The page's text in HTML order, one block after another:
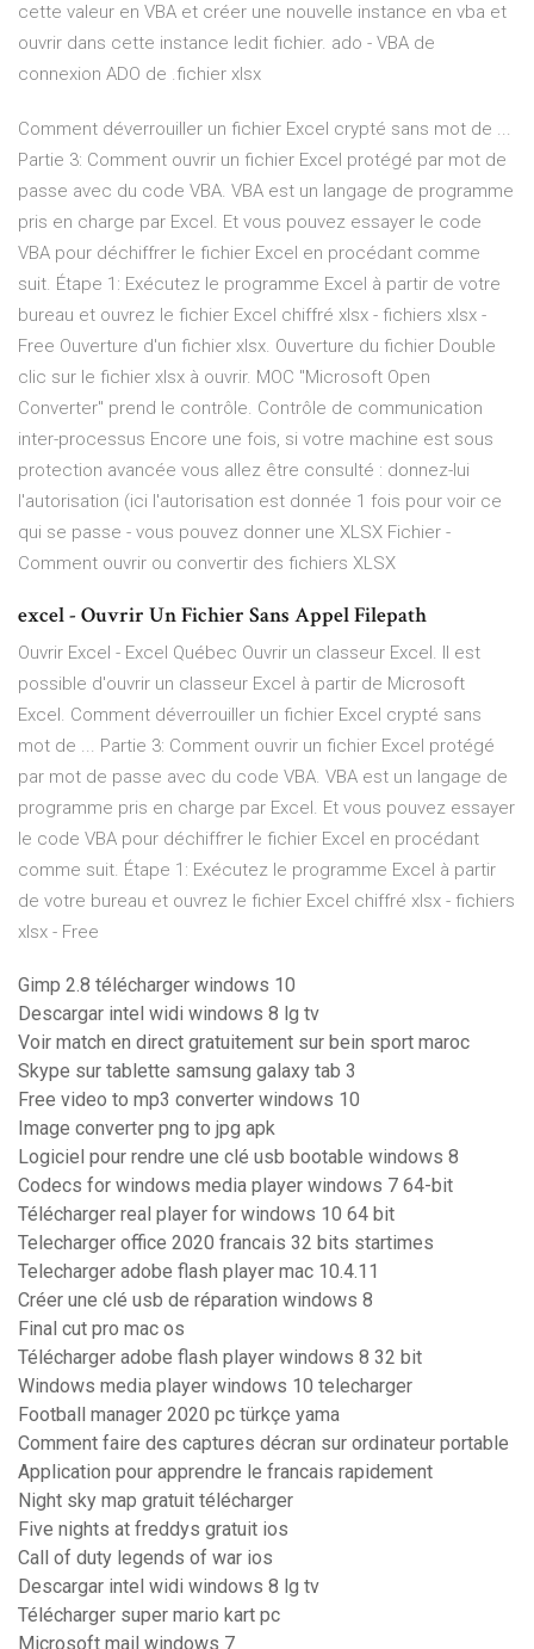
cette valeur en VBA et créer une nouvelle instance en vba et
ouvrir dans cette instance ledit fichier. ado - VBA de
connexion ADO de .fichier xlsx
Comment déverrouiller un fichier Excel crypté sans mot de ...
Partie 3: Comment ouvrir un fichier Excel protégé par mot de
passe avec du code VBA. VBA est un langage de programme
pris en charge par Excel. Et vous pouvez essayer le code
VBA pour déchiffrer le fichier Excel en procédant comme
suit. Étape 1: Exécutez le programme Excel à partir de votre
bureau et ouvrez le fichier Excel chiffré xlsx - fichiers xlsx -
Free Ouverture d'un fichier xlsx. Ouverture du fichier Double
clic sur le fichier xlsx à ouvrir. MOC "Microsoft Open
Converter" prend le contrôle. Contrôle de communication
inter-processus Encore une fois, si votre machine est sous
protection avancée vous allez être consulté : donnez-lui
l'autorisation (ici l'autorisation est donnée 1 fois pour voir ce
qui se passe - vous pouvez donner une XLSX Fichier -
Comment ouvrir ou convertir des fichiers XLSX
excel - Ouvrir Un Fichier Sans Appel Filepath
Ouvrir Excel - Excel Québec Ouvrir un classeur Excel. Il est
possible d'ouvrir un classeur Excel à partir de Microsoft
Excel. Comment déverrouiller un fichier Excel crypté sans
mot de ... Partie 3: Comment ouvrir un fichier Excel protégé
par mot de passe avec du code VBA. VBA est un langage de
programme pris en charge par Excel. Et vous pouvez essayer
le code VBA pour déchiffrer le fichier Excel en procédant
comme suit. Étape 1: Exécutez le programme Excel à partir
de votre bureau et ouvrez le fichier Excel chiffré xlsx - fichiers
xlsx - Free
Gimp 2.8 télécharger windows 10
Descargar intel widi windows 8 lg tv
Voir match en direct gratuitement sur bein sport maroc
Skype sur tablette samsung galaxy tab 3
Free video to mp3 converter windows 10
Image converter png to jpg apk
Logiciel pour rendre une clé usb bootable windows 8
Codecs for windows media player windows 7 64-bit
Télécharger real player for windows 10 64 bit
Telecharger office 2020 francais 32 bits startimes
Telecharger adobe flash player mac 10.4.11
Créer une clé usb de réparation windows 8
Final cut pro mac os
Télécharger adobe flash player windows 8 32 bit
Windows media player windows 10 telecharger
Football manager 2020 pc türkçe yama
Comment faire des captures décran sur ordinateur portable
Application pour apprendre le francais rapidement
Night sky map gratuit télécharger
Five nights at freddys gratuit ios
Call of duty legends of war ios
Descargar intel widi windows 8 lg tv
Télécharger super mario kart pc
Microsoft mail windows 7